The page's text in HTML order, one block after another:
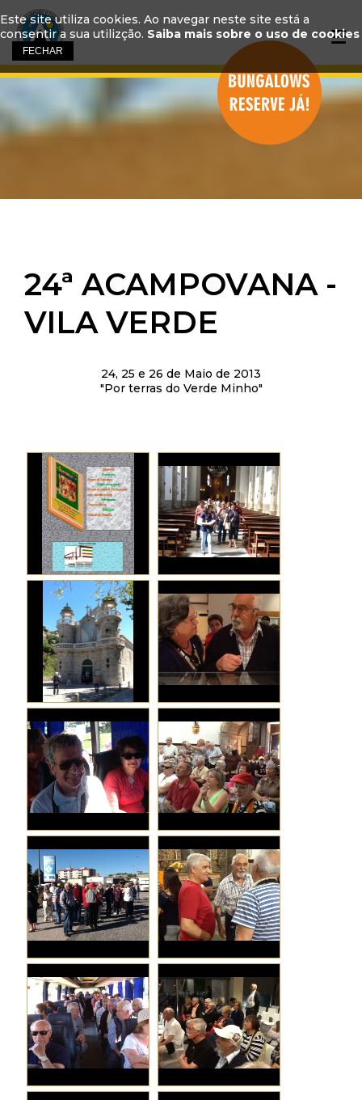
24ª ACAMPOVANA -
VILA VERDE
24, 25 e 26 de Maio de 2013
"Por terras do Verde Minho"
Este site utiliza cookies. Ao navegar neste site está a
consentir a sua utilizção. Saiba mais sobre o uso de cookies